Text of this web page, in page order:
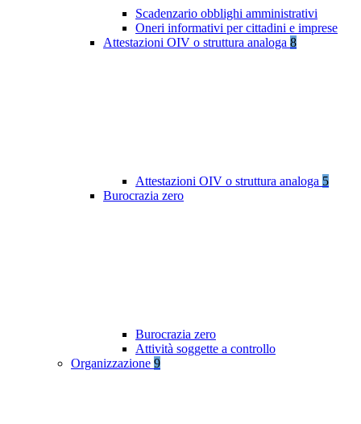
Scadenzario obblighi amministrativi
Oneri informativi per cittadini e imprese
Attestazioni OIV o struttura analoga 8
Attestazioni OIV o struttura analoga 5
Burocrazia zero
Burocrazia zero
Attività soggette a controllo
Organizzazione 9